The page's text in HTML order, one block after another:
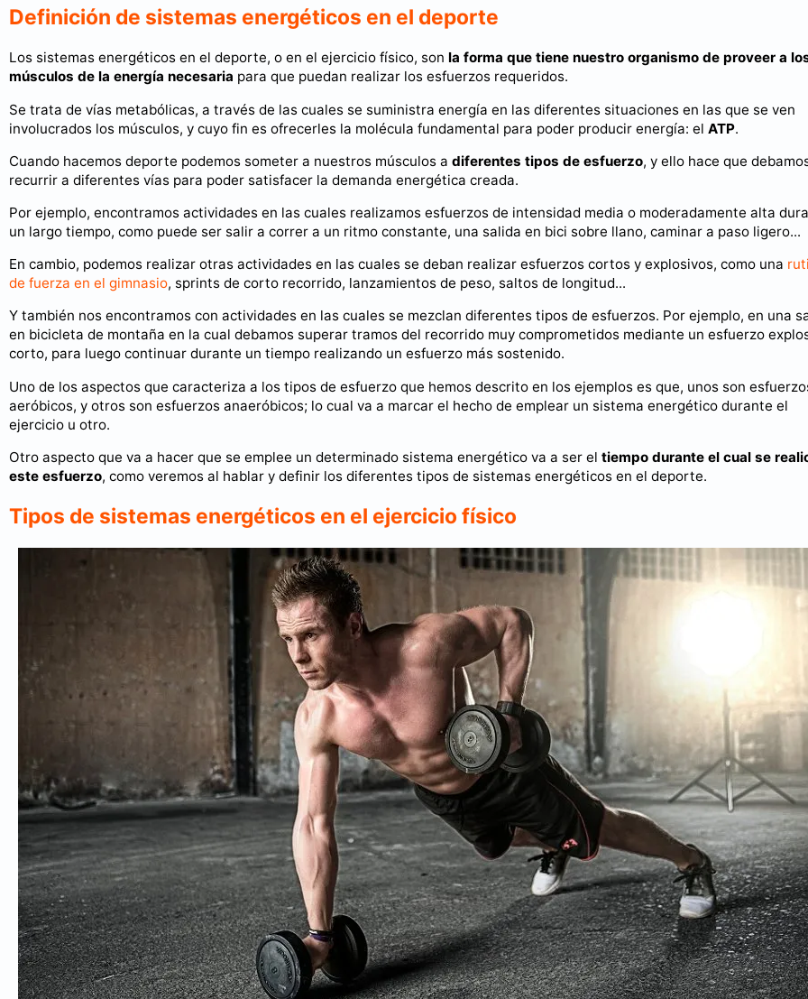
Definición de sistemas energéticos en el deporte
Los sistemas energéticos en el deporte, o en el ejercicio físico, son la forma que tiene nuestro organismo de proveer a
músculos de la energía necesaria para que puedan realizar los esfuerzos requeridos.
Se trata de vías metabólicas, a través de las cuales se suministra energía en las diferentes situaciones en las que se ven
involucrados los músculos, y cuyo fin es ofrecerles la molécula fundamental para poder producir energía: el ATP.
Cuando hacemos deporte podemos someter a nuestros músculos a diferentes tipos de esfuerzo, y ello hace que
recurrir a diferentes vías para poder satisfacer la demanda energética creada.
Por ejemplo, encontramos actividades en las cuales realizamos esfuerzos de intensidad media o moderadamente alta
un largo tiempo, como puede ser salir a correr a un ritmo constante, una salida en bici sobre llano, caminar a paso ligero...
En cambio, podemos realizar otras actividades en las cuales se deban realizar esfuerzos cortos y explosivos, como una
de fuerza en el gimnasio, sprints de corto recorrido, lanzamientos de peso, saltos de longitud...
Y también nos encontramos con actividades en las cuales se mezclan diferentes tipos de esfuerzos. Por ejemplo, en una
en bicicleta de montaña en la cual debamos superar tramos del recorrido muy comprometidos mediante un esfuerzo
corto, para luego continuar durante un tiempo realizando un esfuerzo más sostenido.
Uno de los aspectos que caracteriza a los tipos de esfuerzo que hemos descrito en los ejemplos es que, unos son
aeróbicos, y otros son esfuerzos anaeróbicos; lo cual va a marcar el hecho de emplear un sistema energético durante el
ejercicio u otro.
Otro aspecto que va a hacer que se emplee un determinado sistema energético va a ser el tiempo durante el cual se
este esfuerzo, como veremos al hablar y definir los diferentes tipos de sistemas energéticos en el deporte.
Tipos de sistemas energéticos en el ejercicio físico